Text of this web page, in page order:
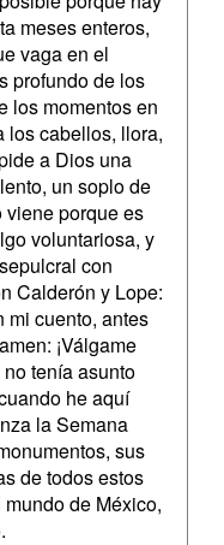
meses enteros,
vaga en el
profundo de los
los momentos en
los cabellos, llora,
a Dios una
un soplo de
porque es
voluntariosa, y
con
Calderón y Lope:
mi cuento, antes
¡Válgame
tenía asunto
he aquí
la Semana
sus
de todos estos
de México,